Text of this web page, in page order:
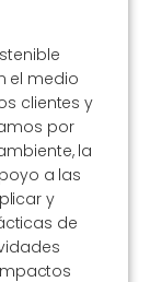
el medio
clientes y
por
la
a las
y
de